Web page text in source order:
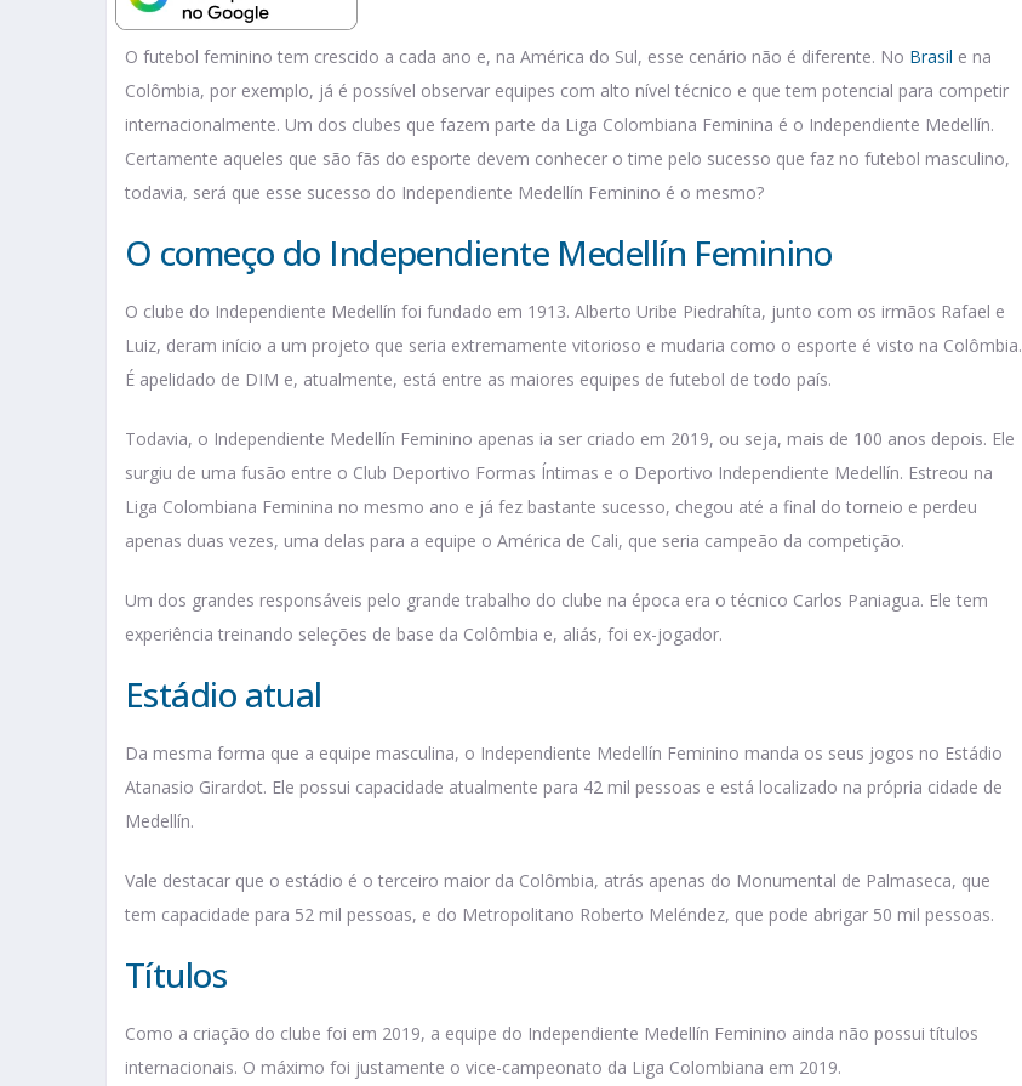
O futebol feminino tem crescido a cada ano e, na América do Sul, esse cenário não é diferente. No Brasil e na
Colômbia, por exemplo, já é possível observar equipes com alto nível técnico e que tem potencial para competir
internacionalmente. Um dos clubes que fazem parte da Liga Colombiana Feminina é o Independiente Medellín.
Certamente aqueles que são fãs do esporte devem conhecer o time pelo sucesso que faz no futebol masculino,
todavia, será que esse sucesso do Independiente Medellín Feminino é o mesmo?
O começo do Independiente Medellín Feminino
O clube do Independiente Medellín foi fundado em 1913. Alberto Uribe Piedrahíta, junto com os irmãos Rafael e
Luiz, deram início a um projeto que seria extremamente vitorioso e mudaria como o esporte é visto na Colômbia.
É apelidado de DIM e, atualmente, está entre as maiores equipes de futebol de todo país.
Todavia, o Independiente Medellín Feminino apenas ia ser criado em 2019, ou seja, mais de 100 anos depois. Ele
surgiu de uma fusão entre o Club Deportivo Formas Íntimas e o Deportivo Independiente Medellín. Estreou na
Liga Colombiana Feminina no mesmo ano e já fez bastante sucesso, chegou até a final do torneio e perdeu
apenas duas vezes, uma delas para a equipe o América de Cali, que seria campeão da competição.
Um dos grandes responsáveis pelo grande trabalho do clube na época era o técnico Carlos Paniagua. Ele tem
experiência treinando seleções de base da Colômbia e, aliás, foi ex-jogador.
Estádio atual
Da mesma forma que a equipe masculina, o Independiente Medellín Feminino manda os seus jogos no Estádio
Atanasio Girardot. Ele possui capacidade atualmente para 42 mil pessoas e está localizado na própria cidade de
Medellín.
Vale destacar que o estádio é o terceiro maior da Colômbia, atrás apenas do Monumental de Palmaseca, que
tem capacidade para 52 mil pessoas, e do Metropolitano Roberto Meléndez, que pode abrigar 50 mil pessoas.
Títulos
Como a criação do clube foi em 2019, a equipe do Independiente Medellín Feminino ainda não possui títulos
internacionais. O máximo foi justamente o vice-campeonato da Liga Colombiana em 2019.